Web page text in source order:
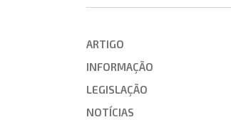
ARTIGO
INFORMAÇÃO
LEGISLAÇÃO
NOTÍCIAS